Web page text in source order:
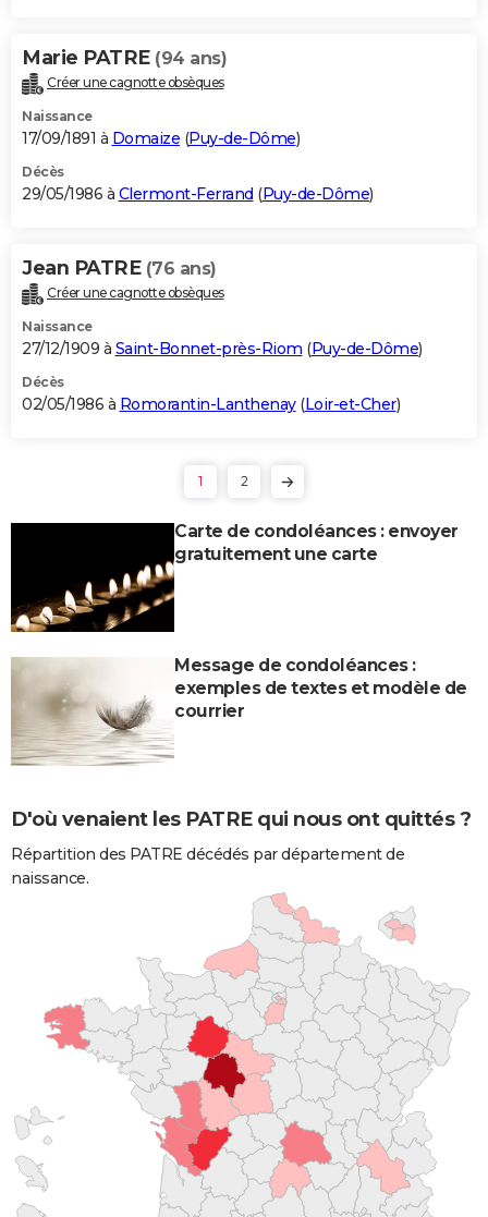
Marie PATRE (94 ans)
Créer une cagnotte obsèques
Naissance
17/09/1891 à Domaize (Puy-de-Dôme)
Décès
29/05/1986 à Clermont-Ferrand (Puy-de-Dôme)
Jean PATRE (76 ans)
Créer une cagnotte obsèques
Naissance
27/12/1909 à Saint-Bonnet-près-Riom (Puy-de-Dôme)
Décès
02/05/1986 à Romorantin-Lanthenay(Loir-et-Cher)
1 2
Carte de condoléances : envoyer
gratuitement une carte
Message de condoléances :
exemples de textes et modèle de
courrier
D'où venaient les PATRE qui nous ont quittés ?
Répartition des PATRE décédés par département de
naissance.